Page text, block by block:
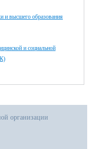
и высшего образования
и социальной
организации